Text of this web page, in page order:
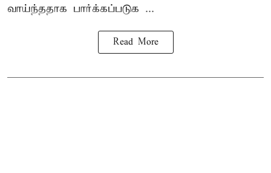
வாய்ந்ததாக பார்க்கப்படுக ...
Read More